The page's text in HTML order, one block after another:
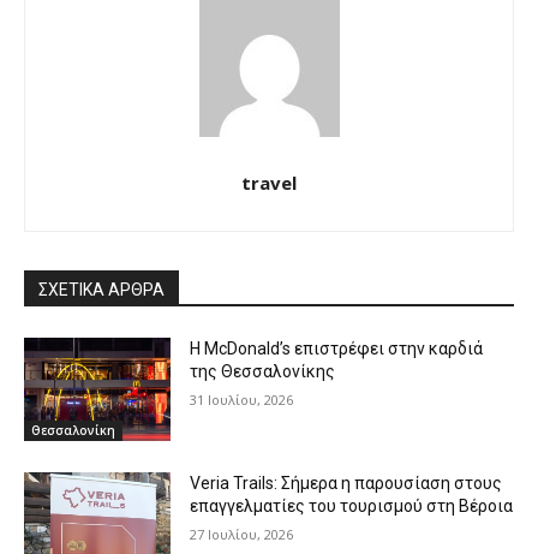
travel
ΣΧΕΤΙΚΑ ΑΡΘΡΑ
Θεσσαλονίκη
Η McDonald’s επιστρέφει στην καρδιά
της Θεσσαλονίκης
31 Ιουλίου, 2026
Veria Trails: Σήμερα η παρουσίαση στους
επαγγελματίες του τουρισμού στη Βέροια
27 Ιουλίου, 2026